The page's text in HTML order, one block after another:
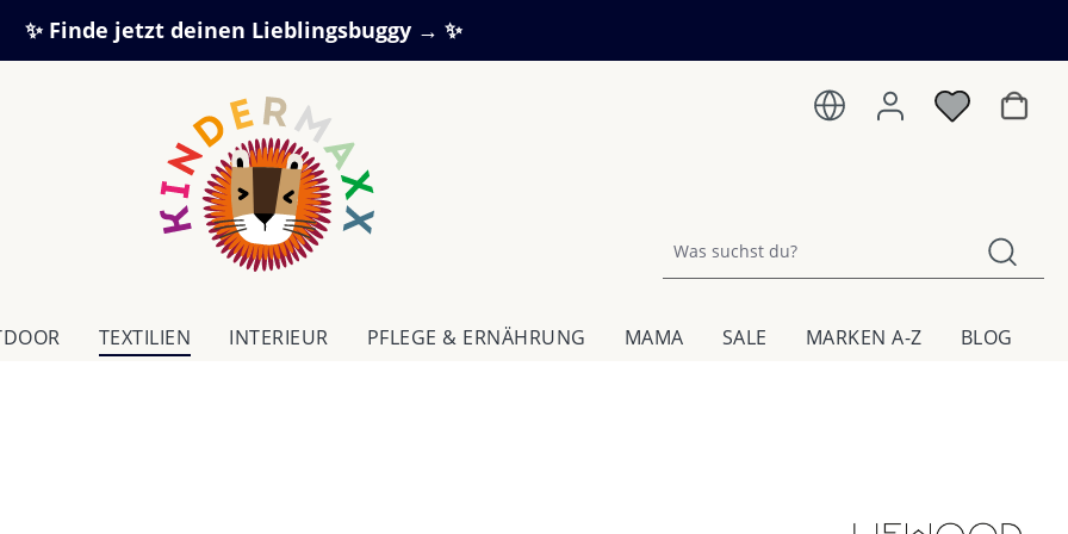
✨ Finde jetzt deinen Lieblingsbuggy → ✨
TEXTILIEN IN­TE­RI­EUR PFLEGE & ERNÄHRUNG MAMA SALE MARKEN A-Z BLOG